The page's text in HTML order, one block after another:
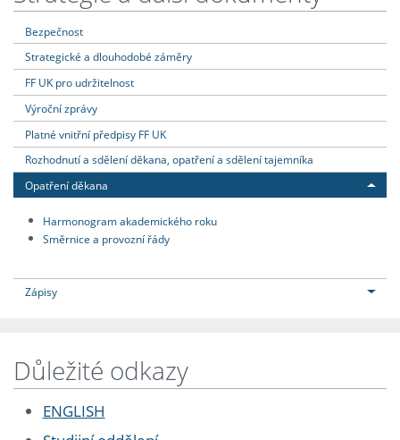
Bezpečnost
Strategické a dlouhodobé záměry
FF UK pro udržitelnost
Výroční zprávy
Platné vnitřní předpisy FF UK
Rozhodnutí a sdělení děkana, opatření a sdělení tajemníka
Opatření děkana
Harmonogram akademického roku
Směrnice a provozní řády
Zápisy
Důležité odkazy
ENGLISH